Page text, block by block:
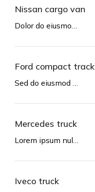
Nissan cargo van
Dolor do eiusmo…
Ford compact track
Sed do eiusmod …
Mercedes truck
Lorem ipsum nul…
Iveco truck